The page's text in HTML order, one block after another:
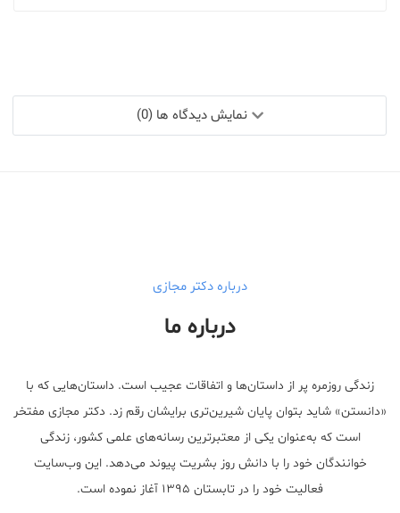
نمایش دیدگاه ها (0)
درباره دکتر مجازی
درباره ما
زندگی روزمره پر از داستان‌ها و اتفاقات عجیب است. داستان‌هایی که با
«دانستن» شاید بتوان پایان شیرین‌تری برایشان رقم زد. دکتر مجازی مفتخر
است که به‌عنوان یکی از معتبر‌ترین رسانه‌های علمی کشور، زندگی
خوانندگان خود را با دانش روز بشریت پیوند می‌دهد. این وب‌سایت
فعالیت خود را در تابستان ۱۳۹۵ آغاز نموده است.